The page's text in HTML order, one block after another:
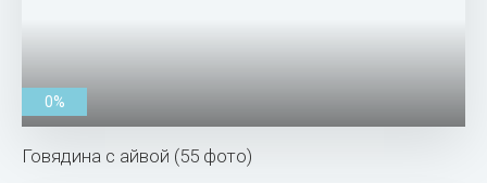
0%
Говядина с айвой (55 фото)